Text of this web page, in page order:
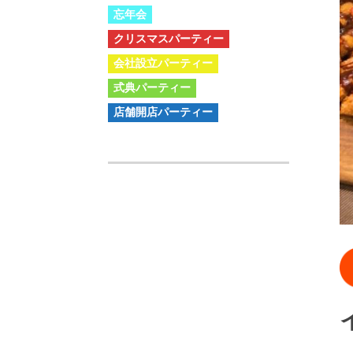
忘年会
クリスマスパーティー
会社設立パーティー
式典パーティー
店舗開店パーティー